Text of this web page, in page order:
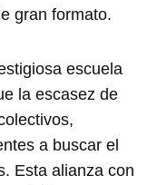
gran formato.
escuela
la escasez de
a buscar el
Esta alianza con